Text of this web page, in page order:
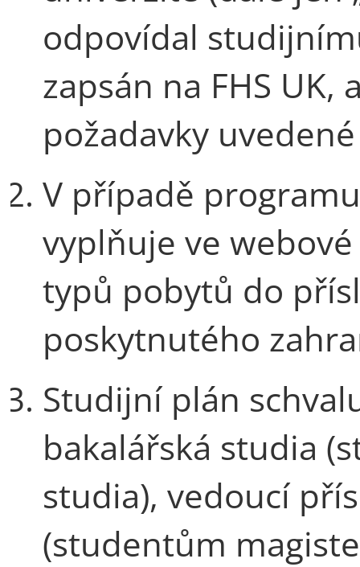
odpovídal
zapsán na FHS
požadavky
V případě
vyplňuje ve
typů pobytů do
poskytnutého
Studijní plán
bakalářská studia
studia), vedoucí
(studentům